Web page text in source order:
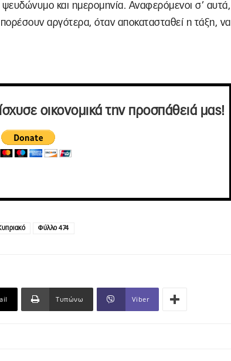
και ημερομηνία. Αναφερόμενοι σ’ αυτά,
αργότερα, όταν αποκατασταθεί η τάξη, να
οικονομικά την προσπάθειά μας!
Φύλλο 474
Τυπώνω Viber